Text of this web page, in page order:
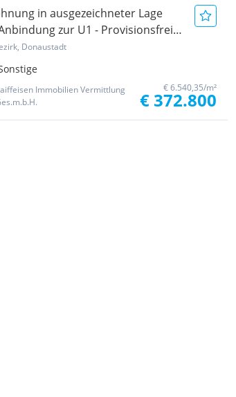
in ausgezeichneter Lage
zur U1 - Provisionsfreier
Donaustadt
Immobilien Vermittlung
€ 6.540,35/m²
€ 372.800